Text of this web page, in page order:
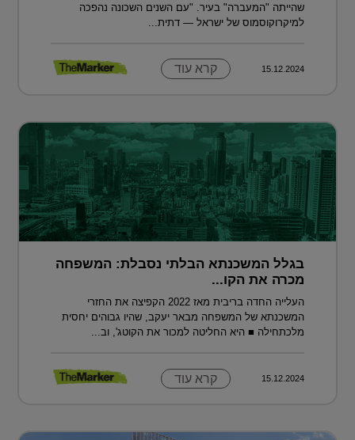
שהייתה "המעברה" בעיר. "עם השנים השכונה נהפכה
למיקרוקוסמוס של ישראל — דתית...
15.12.2024 קרא עוד
בגלל המשכנתא הבלתי נסבלת: המשפחה
מכרה את הקו...
העלייה החדה בריבית מאז 2022 הקפיצה את החזרי
המשכנתא של המשפחה מבאר יעקב, שהיו גבוהים יחסית
מלכתחילה ■ היא החליטה למכור את הקוטג', וב...
15.12.2024 קרא עוד